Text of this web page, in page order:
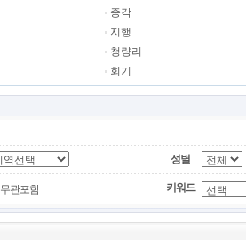
종각
지행
청량리
회기
성별
무관포함 키워드